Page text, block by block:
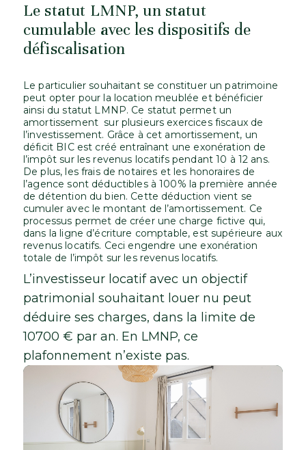
Le statut LMNP, un statut
cumulable avec les dispositifs de
défiscalisation
Le particulier souhaitant se constituer un patrimoine
peut opter pour la location meublée et bénéficier
ainsi du statut LMNP. Ce statut permet un
amortissement sur plusieurs exercices fiscaux de
l’investissement. Grâce à cet amortissement, un
déficit BIC est créé entraînant une exonération de
l’impôt sur les revenus locatifs pendant 10 à 12 ans.
De plus, les frais de notaires et les honoraires de
l’agence sont déductibles à 100% la première année
de détention du bien. Cette déduction vient se
cumuler avec le montant de l’amortissement. Ce
processus permet de créer une charge fictive qui,
dans la ligne d’écriture comptable, est supérieure aux
revenus locatifs. Ceci engendre une exonération
totale de l’impôt sur les revenus locatifs.
L’investisseur locatif avec un objectif
patrimonial souhaitant louer nu peut
déduire ses charges, dans la limite de
10700 € par an. En LMNP, ce
plafonnement n’existe pas.